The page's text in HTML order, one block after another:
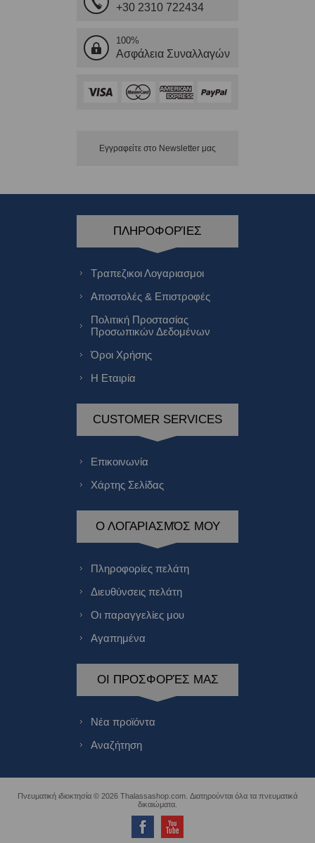
+30 2310 722434
100%
Ασφάλεια Συναλλαγών
Εγγραφείτε στο Νewsletter μας
ΠΛΗΡΟΦΟΡΊΕΣ
Τραπεζικοι Λογαριασμοι
Αποστολές & Επιστροφές
Πολιτική Προστασίας
Προσωπικών Δεδομένων
Όροι Χρήσης
Η Εταιρία
CUSTOMER SERVICES
Επικοινωνία
Χάρτης Σελίδας
Ο ΛΟΓΑΡΙΑΣΜΌΣ ΜΟΥ
Πληροφορίες πελάτη
Διευθύνσεις πελάτη
Οι παραγγελίες μου
Αγαπημένα
ΟΙ ΠΡΟΣΦΟΡΈΣ ΜΑΣ
Νέα προϊόντα
Αναζήτηση
Πνευματική ιδιοκτησία © 2026 Thalassashop.com. Διατηρούνται όλα τα πνευματικά
δικαιώματα.